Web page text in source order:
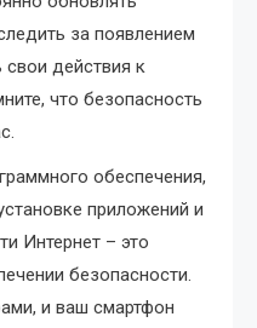
за появлением
свои действия к
что безопасность
обеспечения,
приложений и
Интернет – это
безопасности.
и ваш смартфон